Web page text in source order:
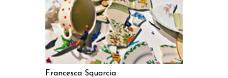
Francesca Squarcia